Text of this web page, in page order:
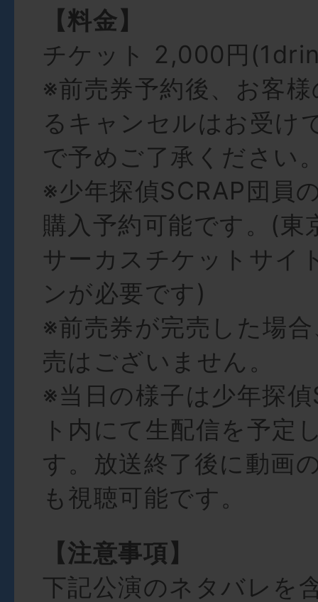
【料金】
チケット 2,000円
※前売券予約後、お客
るキャンセルはお受け
で予めご了承ください
※少年探偵SCRAP団員
購入予約可能です。(東
サーカスチケットサイ
ンが必要です)
※前売券が完売した場
売はございません。
※当日の様子は少年探
ト内にて生配信を予定
す。放送終了後に動画
も視聴可能です。
【注意事項】
下記公演のネタバレを